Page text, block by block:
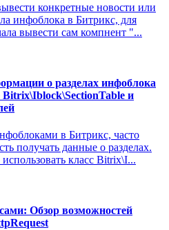
конкретные новости или
инфоблока в Битрикс, для
вывести сам компнент "...
о разделах инфоблока
Bitrix\Iblock\SectionTable и
в Битрикс, часто
получать данные о разделах.
класс Bitrix\I...
Обзор возможностей